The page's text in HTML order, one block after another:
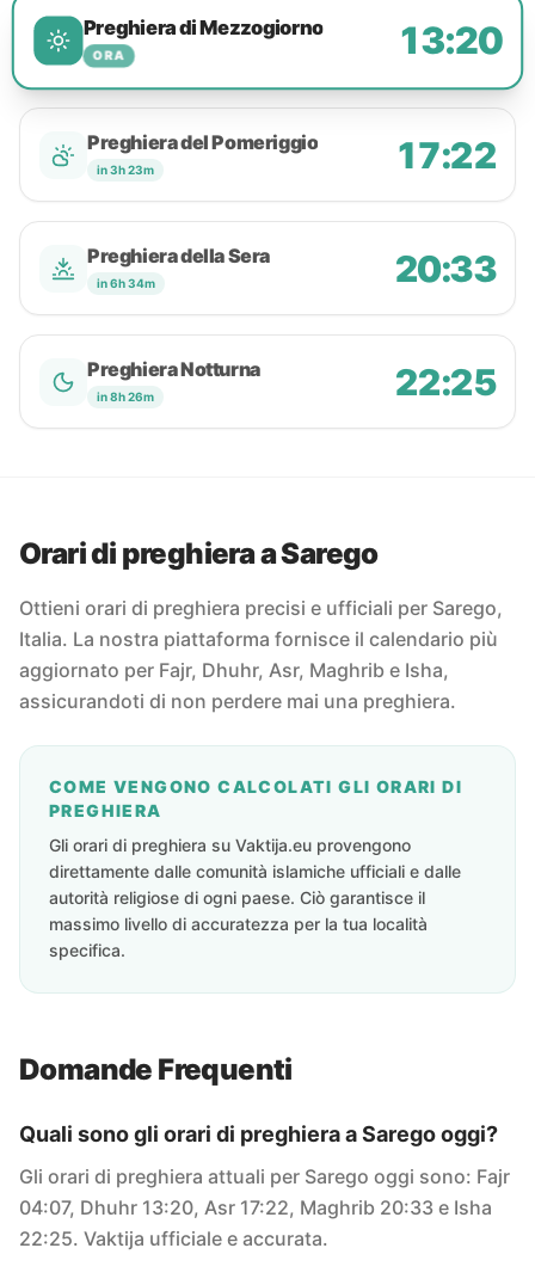
Preghiera di Mezzogiorno
ORA 13:20
Preghiera del Pomeriggio
in 3h 23m 17:22
Preghiera della Sera
in 6h 34m 20:33
Preghiera Notturna
in 8h 26m 22:25
Orari di preghiera a Sarego
Ottieni orari di preghiera precisi e ufficiali per Sarego,
Italia. La nostra piattaforma fornisce il calendario più
aggiornato per Fajr, Dhuhr, Asr, Maghrib e Isha,
assicurandoti di non perdere mai una preghiera.
COME VENGONO CALCOLATI GLI ORARI DI
PREGHIERA
Gli orari di preghiera su Vaktija.eu provengono
direttamente dalle comunità islamiche ufficiali e dalle
autorità religiose di ogni paese. Ciò garantisce il
massimo livello di accuratezza per la tua località
specifica.
Domande Frequenti
Quali sono gli orari di preghiera a Sarego oggi?
Gli orari di preghiera attuali per Sarego oggi sono: Fajr
04:07, Dhuhr 13:20, Asr 17:22, Maghrib 20:33 e Isha
22:25. Vaktija ufficiale e accurata.